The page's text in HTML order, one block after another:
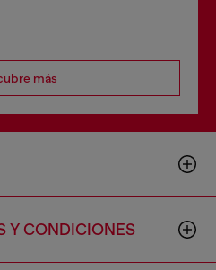
más
Y CONDICIONES